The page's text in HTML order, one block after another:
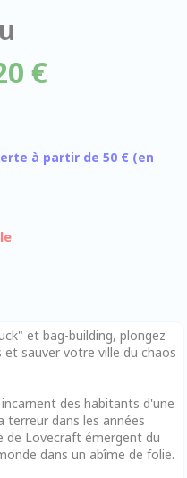
€
à partir de 50 € (en
et bag-building, plongez
sauver votre ville du chaos
des habitants d'une
terreur dans les années
de Lovecraft émergent du
dans un abîme de folie.